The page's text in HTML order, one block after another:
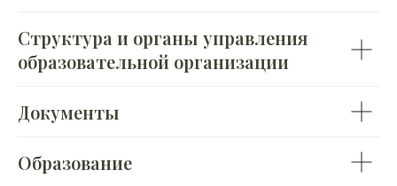
Структура и органы управления
образовательной организации
Документы
Образование